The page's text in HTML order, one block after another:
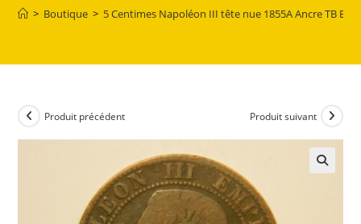
> Boutique > 5 Centimes Napoléon III tête nue 1855A Ancre TB
Produit précédent Produit suivant